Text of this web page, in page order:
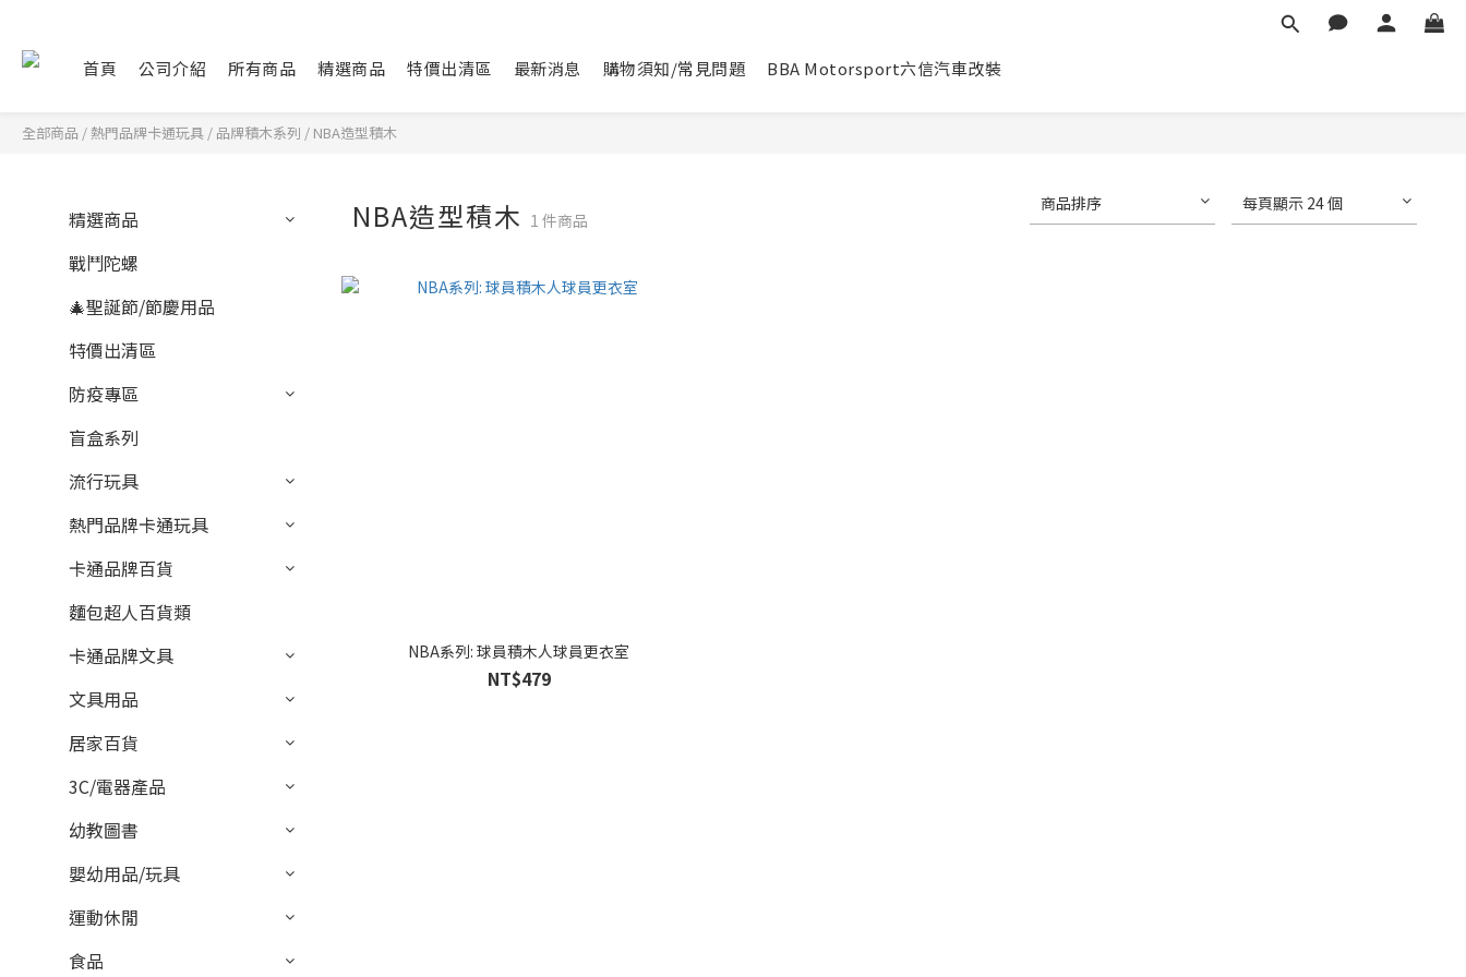
首頁 公司介紹 所有商品 精選商品 特價出清區 最新消息 購物須知/常見問題 BBA Motorsport六信汽車改裝
全部商品 /熱門品牌卡通玩具 / 品牌積木系列 / NBA造型積木
精選商品
戰鬥陀螺
🎄聖誕節/節慶用品
特價出清區
防疫專區
盲盒系列
流行玩具
熱門品牌卡通玩具
卡通品牌百貨
麵包超人百貨類
卡通品牌文具
文具用品
居家百貨
3C/電器產品
幼教圖書
嬰幼用品/玩具
運動休閒
食品
NBA造型積木 1 件商品
商品排序 每頁顯示 24 個
NBA系列: 球員積木人球員更衣室
NT$479